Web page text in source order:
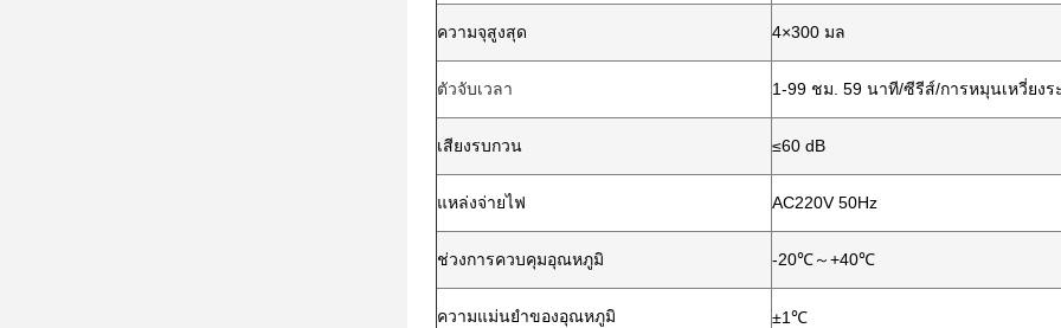
ความจุสูงสุด 4×300 มล
ตัวจับเวลา 1-99 ชม. 59 นาที/ซีรีส์/การหมุนเหวี่ยงร
เสียงรบกวน ≤60 dB
แหล่งจ่ายไฟ AC220V 50Hz
ช่วงการควบคุมอุณหภูมิ -20℃～+40℃
ความแม่นยำของอุณหภูมิ ±1℃